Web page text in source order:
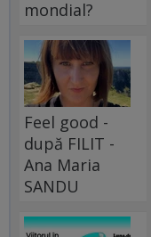
mondial?
Feel good -
după FILIT -
Ana Maria
SANDU